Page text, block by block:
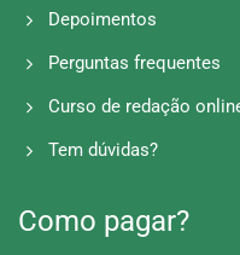
Depoimentos
Perguntas frequentes
Curso de redação
Tem dúvidas?
Como pagar?